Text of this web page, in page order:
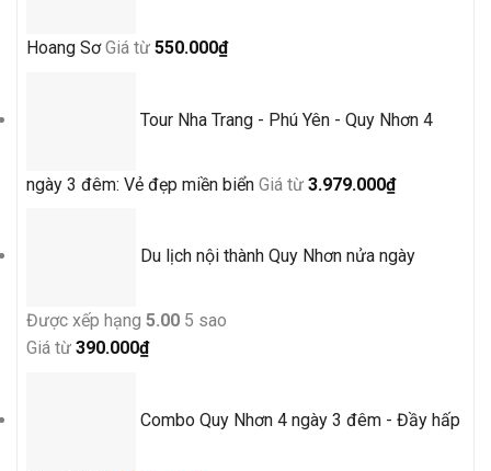
Hoang Sơ Giá từ 550.000₫
Tour Nha Trang - Phú Yên - Quy Nhơn 4
ngày 3 đêm: Vẻ đẹp miền biển Giá từ 3.979.000₫
Du lịch nội thành Quy Nhơn nửa ngày
Được xếp hạng 5.00 5 sao
Giá từ 390.000₫
Combo Quy Nhơn 4 ngày 3 đêm - Đầy hấp